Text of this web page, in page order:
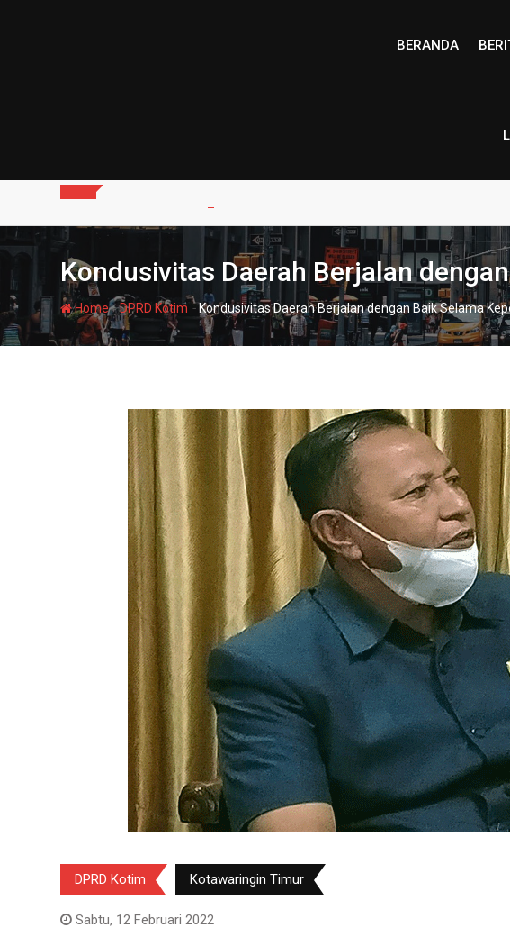
BERANDA
Kondusivitas Daerah Berjalan
Home-DPRD Kotim -Kondusivitas Daerah Berjalan dengan Baik Selama
DPRD Kotim Kotawaringin Timur
Sabtu, 12 Februari 2022